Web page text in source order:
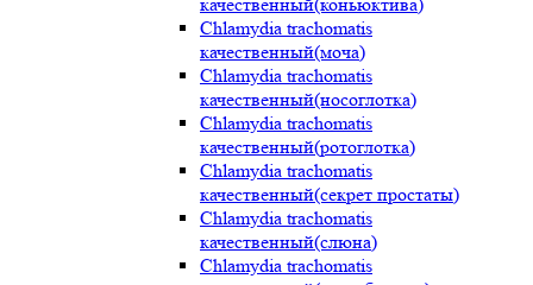
Chlamydia trachomatis
качественный(моча)
Chlamydia trachomatis
качественный(носоглотка)
Chlamydia trachomatis
качественный(ротоглотка)
Chlamydia trachomatis
качественный(секрет простаты)
Chlamydia trachomatis
качественный(слюна)
Chlamydia trachomatis